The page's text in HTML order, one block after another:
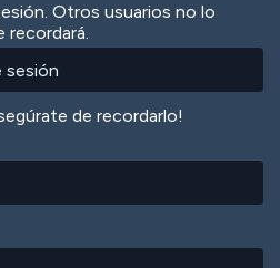
Otros usuarios no lo
recordará.
de recordarlo!